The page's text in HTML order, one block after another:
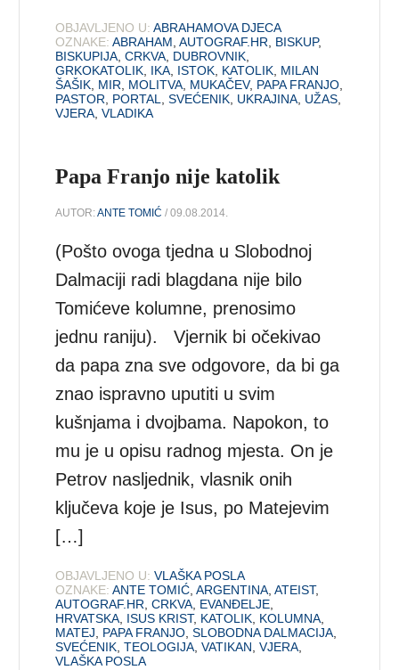
OBJAVLJENO U: ABRAHAMOVA DJECA
OZNAKE: ABRAHAM,AUTOGRAF.HR, BISKUP,
BISKUPIJA,CRKVA, DUBROVNIK,
GRKOKATOLIK, IKA, ISTOK, KATOLIK, MILAN
ŠAŠIK, MIR, MOLITVA, MUKAČEV, PAPA FRANJO,
PASTOR, PORTAL,SVEĆENIK, UKRAJINA, UŽAS,
VJERA,VLADIKA
Papa Franjo nije katolik
AUTOR:ANTE TOMIĆ / 09.08.2014.
(Pošto ovoga tjedna u Slobodnoj
Dalmaciji radi blagdana nije bilo
Tomićeve kolumne, prenosimo
jednu raniju). Vjernik bi očekivao
da papa zna sve odgovore, da bi ga
znao ispravno uputiti u svim
kušnjama i dvojbama. Napokon, to
mu je u opisu radnog mjesta. On je
Petrov nasljednik, vlasnik onih
ključeva koje je Isus, po Matejevim
[…]
OBJAVLJENO U: VLAŠKA POSLA
OZNAKE: ANTE TOMIĆ ,ARGENTINA ,ATEIST,
AUTOGRAF.HR ,CRKVA EVANĐELJE
HRVATSKA ISUS KRIST, KATOLIK KOLUMNA
MATEJ
PAPA FRANJO ,SLOBODNA DALMACIJA
SVEĆENIK ,TEOLOGIJA ,VATIKAN ,VJERA
VLAŠKA POSLA